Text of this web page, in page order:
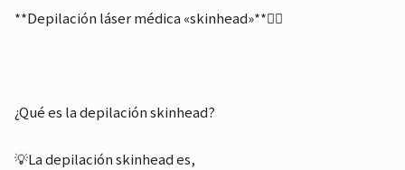
**Depilación láser médica «skinhead»**☝🏻
¿Qué es la depilación skinhead?
💡La depilación skinhead es,